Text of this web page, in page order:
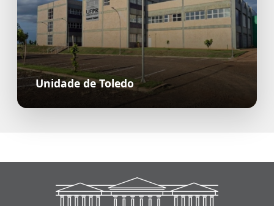
Unidade de Toledo